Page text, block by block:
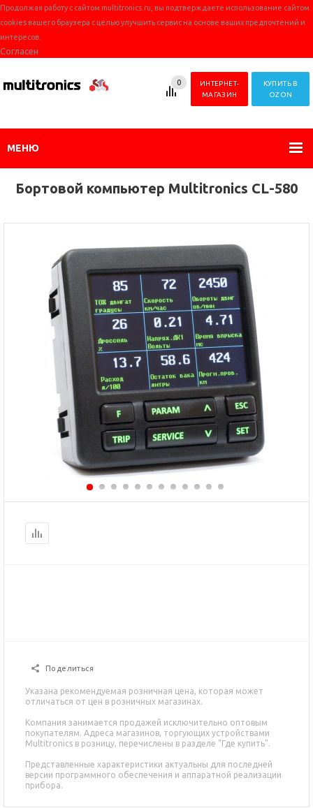
Продолжая работу с сайтом multitronics.ru, вы подтверждаете использование сайтом
cookies вашего браузера с целью улучшить сервис на основе ваших предпочтений и
интересов.
Согласен
КУПИТЬ В
OZON
ИНТЕРНЕТ-
МАГАЗИН
0
МЕНЮ
Бортовой компьютер Multitronics CL-580
Поделиться
Указана рекомендуемая розничная цена, которая может
отличаться от цен в розничных магазинах.
Компания занимается продажей исключительно оптовым
покупателям. Адреса магазинов, торгующих устройствами
Multitronics в розницу, перечислены в разделе "Где купить".
Представленные характеристики актуальны для последней
версии программного обеспечения и аппаратной реализации
прибора.